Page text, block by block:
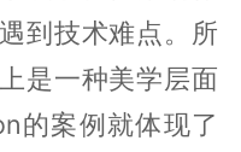
到技术难点。所
是一种美学层面
的案例就体现了